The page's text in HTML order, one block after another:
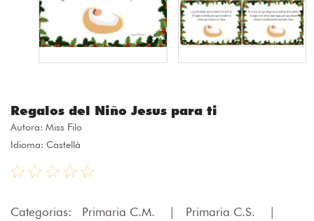
Regalos del Niño Jesus para ti
Autora: Miss Filo
Idioma: Castellà
Categorias: Primaria C.M. Primaria C.S.